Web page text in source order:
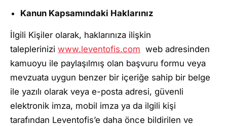
Kanun Kapsamındaki Haklarınız
İlgili Kişiler olarak, haklarınıza ilişkin
taleplerinizi www.leventofis.com web adresinden
kamuoyu ile paylaşılmış olan başvuru formu veya
mevzuata uygun benzer bir içeriğe sahip bir belge
ile yazılı olarak veya e-posta adresi, güvenli
elektronik imza, mobil imza ya da ilgili kişi
tarafından Leventofis’e daha önce bildirilen ve